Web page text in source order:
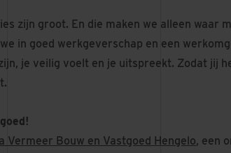
zijn groot. En die maken we alleen waar
in goed werkgeverschap en een
je veilig voelt en je uitspreekt. Zodat jij
Vermeer Bouw en Vastgoed Hengelo, een